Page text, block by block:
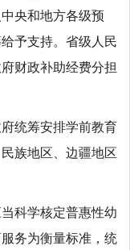
央和地方各级预
予支持。省级人民
财政补助经费分担
统筹安排学前教育
族地区、边疆地区
科学核定普惠性幼
务为衡量标准，统